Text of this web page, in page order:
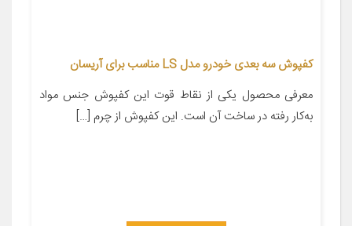
کفپوش سه بعدی خودرو مدل LS مناسب برای آریسان
معرفی محصول یکی از نقاط قوت این کفپوش جنس مواد
به‌کار رفته در ساخت آن است. این کفپوش از چرم […]